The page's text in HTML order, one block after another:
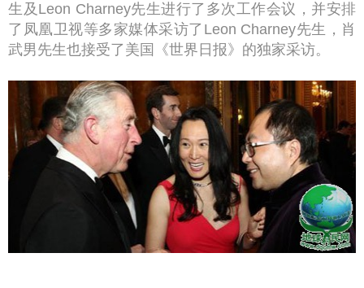
生及Leon Charney先生进行了多次工作会议，并安排
了凤凰卫视等多家媒体采访了Leon Charney先生，肖
武男先生也接受了美国《世界日报》的独家采访。